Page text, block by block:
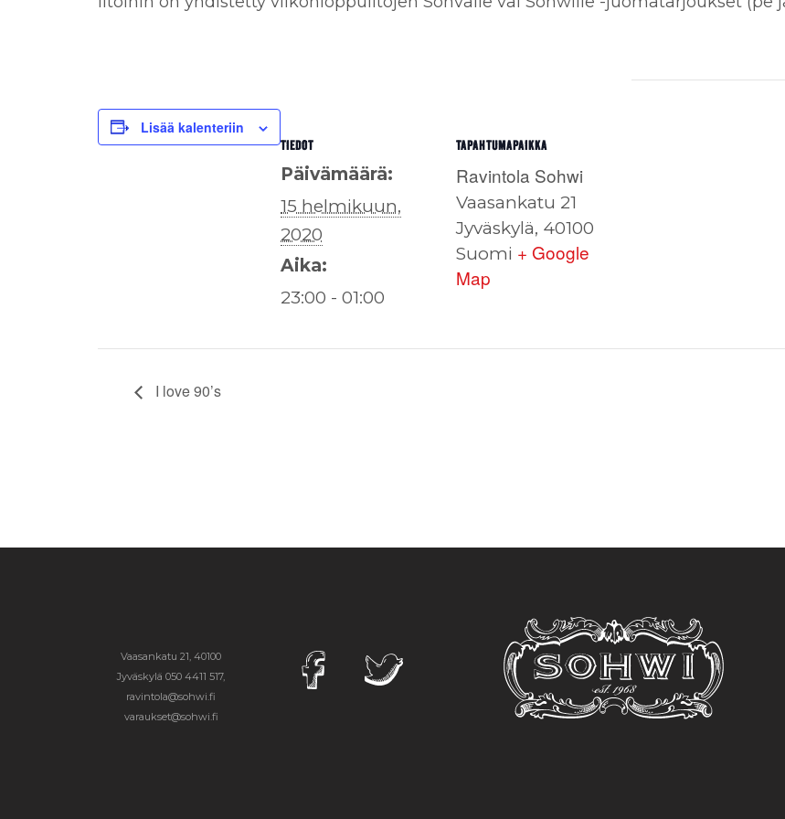
Lisää kalenteriin
TIEDOT
Päivämäärä:
15 helmikuun,
2020
Aika:
23:00 - 01:00
TAPAHTUMAPAIKKA
Ravintola Sohwi
Vaasankatu 21
Jyväskylä, 40100
Suomi + Google
Map
I love 90’s
Vaasankatu 21, 40100
Jyväskylä 050 4411 517,
ravintola@sohwi.fi
varaukset@sohwi.fi